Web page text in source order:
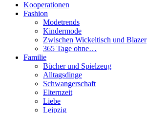
Kooperationen
Fashion
Modetrends
Kindermode
Zwischen Wickeltisch und Blazer
365 Tage ohne…
Familie
Bücher und Spielzeug
Alltagsdinge
Schwangerschaft
Elternzeit
Liebe
Leipzig